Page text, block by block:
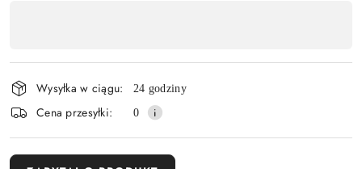
i
dostawa
Wysyłka w ciągu: 24 godziny
Cena przesyłki: 0